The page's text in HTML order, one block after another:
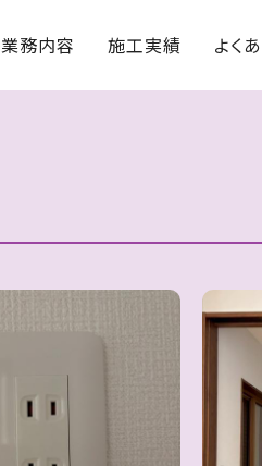
業務内容 施工実績 よく